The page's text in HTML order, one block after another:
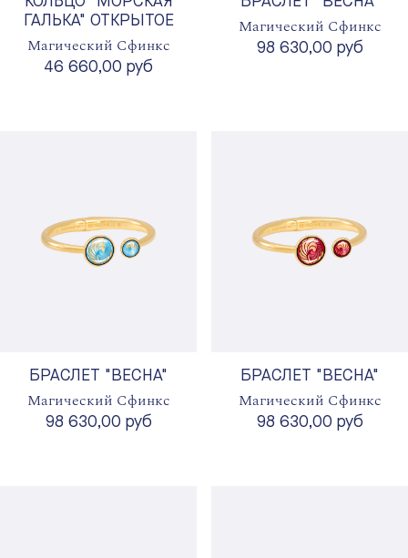
ГАЛЬКА" ОТКРЫТОЕ
Магический Сфинкс
46 660,00 руб
Магический Сфинкс
98 630,00 руб
БРАСЛЕТ "ВЕСНА"
Магический Сфинкс
98 630,00 руб
БРАСЛЕТ "ВЕСНА"
Магический Сфинкс
98 630,00 руб